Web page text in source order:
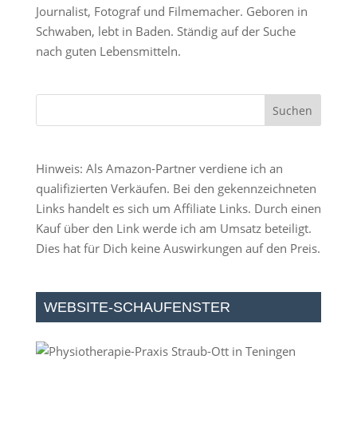
Journalist, Fotograf und Filmemacher. Geboren in
Schwaben, lebt in Baden. Ständig auf der Suche
nach guten Lebensmitteln.
Hinweis: Als Amazon-Partner verdiene ich an
qualifizierten Verkäufen. Bei den gekennzeichneten
Links handelt es sich um Affiliate Links. Durch einen
Kauf über den Link werde ich am Umsatz beteiligt.
Dies hat für Dich keine Auswirkungen auf den Preis.
WEBSITE-SCHAUFENSTER